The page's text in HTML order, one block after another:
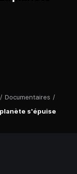
/ Documentaires /
s'épuise